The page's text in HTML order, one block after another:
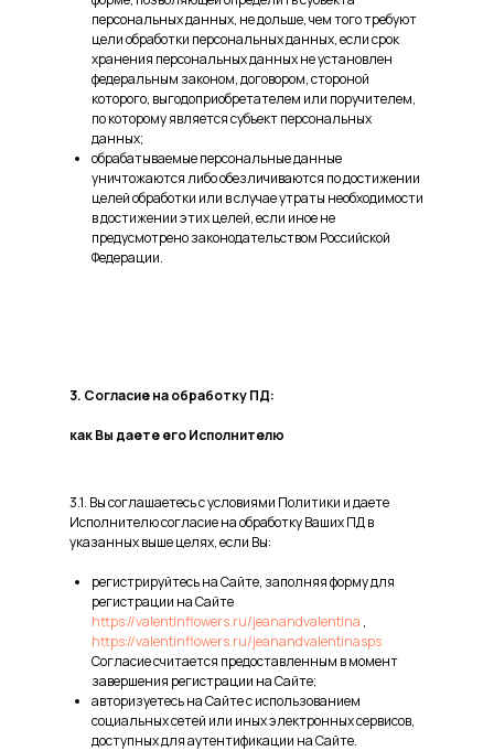
персональных данных, не дольше, чем того требуют
цели обработки персональных данных, если срок
хранения персональных данных не установлен
федеральным законом, договором, стороной
которого, выгодоприобретателем или поручителем,
по которому является субъект персональных
данных;
обрабатываемые персональные данные
уничтожаются либо обезличиваются по достижении
целей обработки или в случае утраты необходимости
в достижении этих целей, если иное не
предусмотрено законодательством Российской
Федерации.
3. Согласие на обработку ПД:
как Вы даете его Исполнителю
3.1. Вы соглашаетесь с условиями Политики и даете
Исполнителю согласие на обработку Ваших ПД в
указанных выше целях, если Вы:
регистрируйтесь на Сайте, заполняя форму для
регистрации на Сайте
https://valentinflowers.ru/jeanandvalentina ,
https://valentinflowers.ru/jeanandvalentinasps
Согласие считается предоставленным в момент
завершения регистрации на Сайте;
авторизуетесь на Сайте с использованием
социальных сетей или иных электронных сервисов,
доступных для аутентификации на Сайте.